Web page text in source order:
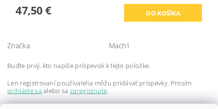
47,50 €
Značka Mach1
Buďte prvý, kto napíše príspevok k tejto položke.
Len registrovaní používatelia môžu pridávať príspevky. Prosím
prihláste sa alebo sazaregistrujte.